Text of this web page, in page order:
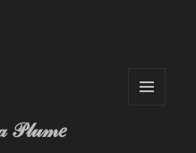
𝒫𝓁𝓊𝓂𝑒